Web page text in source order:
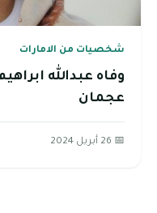
شخصيات من الامارات
وفاه عبدالله
عجمان
📅 26 أبريل 2024